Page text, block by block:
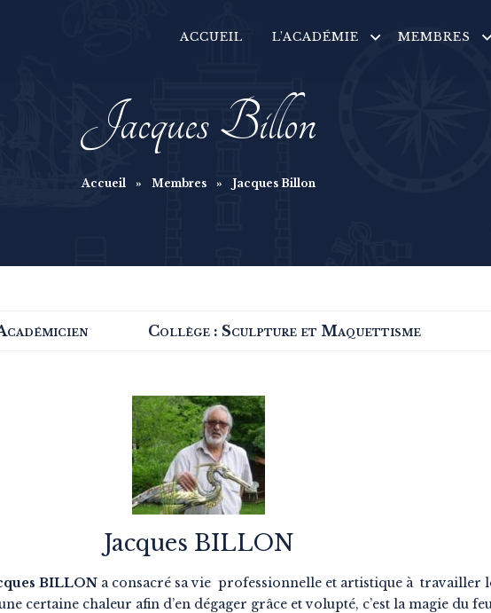
ACCUEIL L’ACADÉMIE MEMBRES
Jacques Billon
Accueil » Membres » Jacques Billon
Collège : Sculpture et Maquettisme
Jacques BILLON
BILLON a consacré sa vie professionnelle et artistique à travailler
certaine chaleur afin d’en dégager grâce et volupté, c’est la magie du